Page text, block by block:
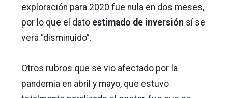
exploración para 2020 fue nula en dos meses,
por lo que el dato estimado de inversión sí se
verá “disminuido”.
Otros rubros que se vio afectado por la
pandemia en abril y mayo, que estuvo